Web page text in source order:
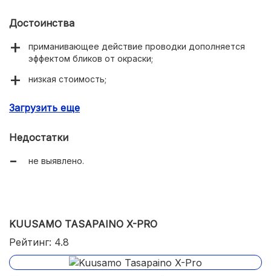
Достоинства
приманивающее действие проводки дополняется
эффектом бликов от окраски;
низкая стоимость;
28 вариантов цветовых схем;
наличие удлинённого тройника для использования
Загрузить еще
Недостатки
не выявлено.
KUUSAMO TASAPAINO X-PRO
Рейтинг: 4.8